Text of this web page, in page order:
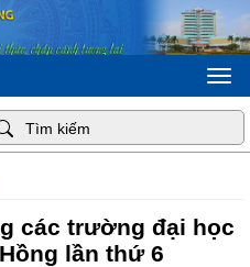
các trường đại học
lần thứ 6